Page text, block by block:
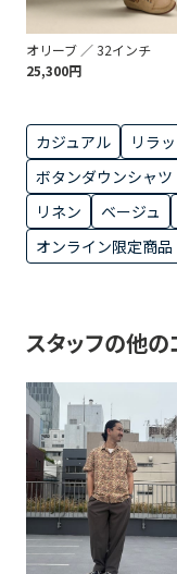
オリーブ ／ 32インチ
25,300円
カジュアル リラ
ボタンダウンシャツ
リネン
ベージュ
オンライン限定商品
スタッフの他の